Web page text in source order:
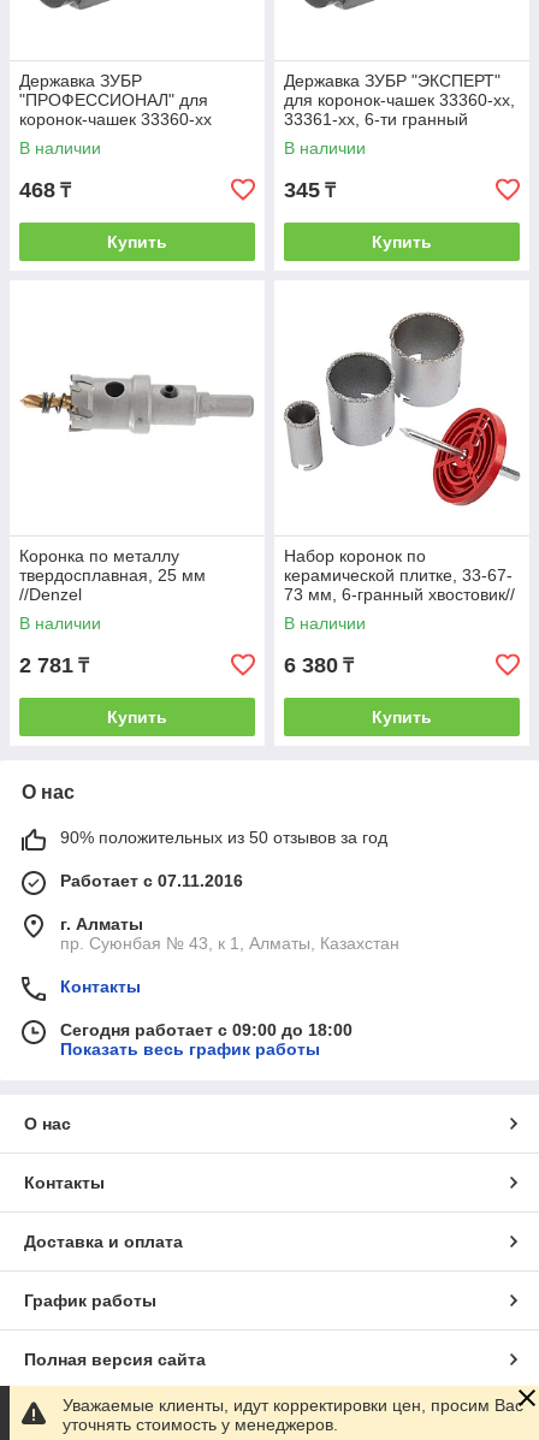
Державка ЗУБР
"ПРОФЕССИОНАЛ" для
коронок-чашек 33360-хх
В наличии
468 ₸
Купить
Державка ЗУБР "ЭКСПЕРТ"
для коронок-чашек 33360-хх,
33361-хх, 6-ти гранный
хвостовик
В наличии
345 ₸
Купить
Коронка по металлу
твердосплавная, 25 мм
//Denzel
В наличии
2 781 ₸
Купить
Набор коронок по
керамической плитке, 33-67-
73 мм, 6-гранный хвостовик//
Matrix
В наличии
6 380 ₸
Купить
О нас
90% положительных из 50 отзывов за год
Работает с 07.11.2016
г. Алматы
пр. Суюнбая № 43, к 1, Алматы, Казахстан
Контакты
Сегодня работает с 09:00 до 18:00
Показать весь график работы
О нас
Контакты
Доставка и оплата
График работы
Полная версия сайта
Сайт создан на маркетплейсеSatu.kz
Уважаемые клиенты, идут корректировки цен, просим Вас
уточнять стоимость у менеджеров.